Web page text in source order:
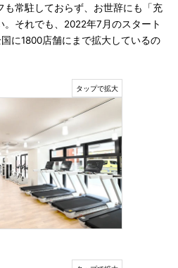
も常駐しておらず、お世辞にも「充
それでも、2022年7月のスタート
に1800店舗にまで拡大しているの